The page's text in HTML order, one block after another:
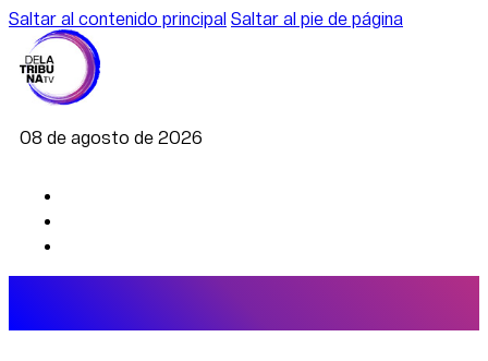
Saltar al contenido principal Saltar al pie de página
08 de agosto de 2026